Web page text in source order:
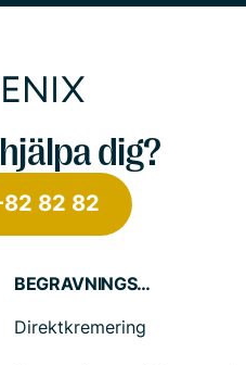
dig?
82 82
BEGRAVNINGSTJÄNSTER
Direktkremering